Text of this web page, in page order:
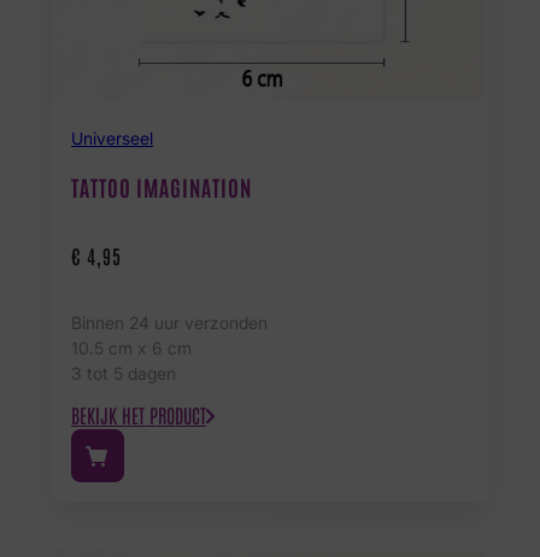
Universeel
TATTOO IMAGINATION
€ 4,95
Binnen 24 uur verzonden
10.5 cm x 6 cm
3 tot 5 dagen
BEKIJK HET PRODUCT